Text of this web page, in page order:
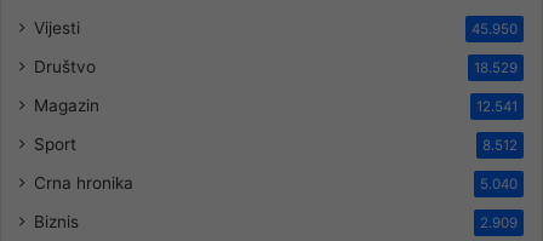
Vijesti 45.950
Društvo 18.529
Magazin 12.541
Sport 8.512
Crna hronika 5.040
Biznis 2.909